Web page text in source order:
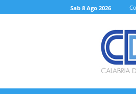
Sab 8 Ago 2026